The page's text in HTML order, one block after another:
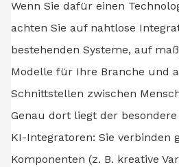
Wenn Sie dafür einen
achten Sie auf nahtlose
bestehenden Systeme, auf
Modelle für Ihre Branche und
Schnittstellen zwischen
Genau dort liegt der
KI-Integratoren: Sie verbinden
Komponenten (z. B. kreative